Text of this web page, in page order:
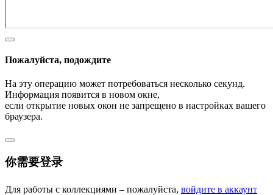
Пожалуйста, подождите
На эту операцию может потребоваться несколько секунд.
Информация появится в новом окне,
если открытие новых окон не запрещено в настройках вашего
браузера.
你需要登录
Для работы с коллекциями – пожалуйста, войдите в аккаунт